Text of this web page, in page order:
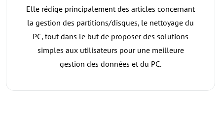
Elle rédige principalement des articles concernant
la gestion des partitions/disques, le nettoyage du
PC, tout dans le but de proposer des solutions
simples aux utilisateurs pour une meilleure
gestion des données et du PC.